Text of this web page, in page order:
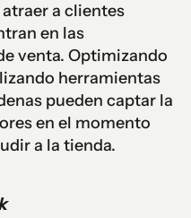
a clientes
en las
venta. Optimizando
herramientas
pueden captar la
en el momento
a la tienda.